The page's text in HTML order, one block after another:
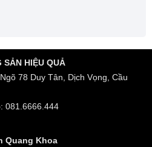
SẢN HIỆU QUẢ
78 Duy Tân, Dịch Vọng, Cầu
081.6666.444
Quang Khoa